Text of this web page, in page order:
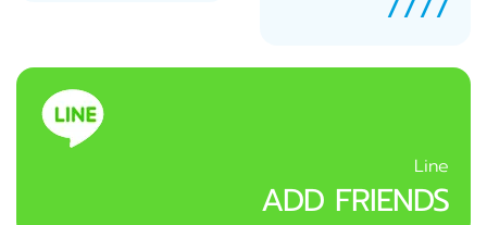
Line
ADD FRIENDS